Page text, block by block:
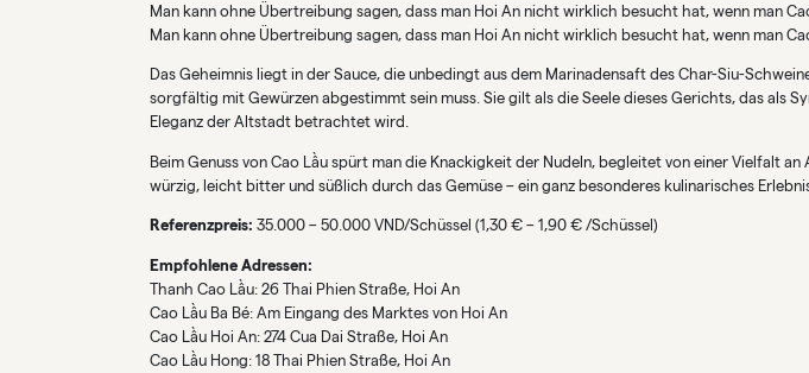
Man kann ohne Übertreibung sagen, dass man Hoi An nicht wirklich besucht hat, wenn man
Man kann ohne Übertreibung sagen, dass man Hoi An nicht wirklich besucht hat, wenn man
Das Geheimnis liegt in der Sauce, die unbedingt aus dem Marinadensaft des Char-Siu-
sorgfältig mit Gewürzen abgestimmt sein muss. Sie gilt als die Seele dieses Gerichts, das als
Eleganz der Altstadt betrachtet wird.
Beim Genuss von Cao Lầu spürt man die Knackigkeit der Nudeln, begleitet von einer Vielfalt an
würzig, leicht bitter und süßlich durch das Gemüse – ein ganz besonderes kulinarisches
Referenzpreis: 35.000 – 50.000 VND/Schüssel (1,30 € – 1,90 € /Schüssel)
Empfohlene Adressen:
Thanh Cao Lầu: 26 Thai Phien Straße, Hoi An
Cao Lầu Ba Bé: Am Eingang des Marktes von Hoi An
Cao Lầu Hoi An: 274 Cua Dai Straße, Hoi An
Cao Lầu Hong: 18 Thai Phien Straße, Hoi An